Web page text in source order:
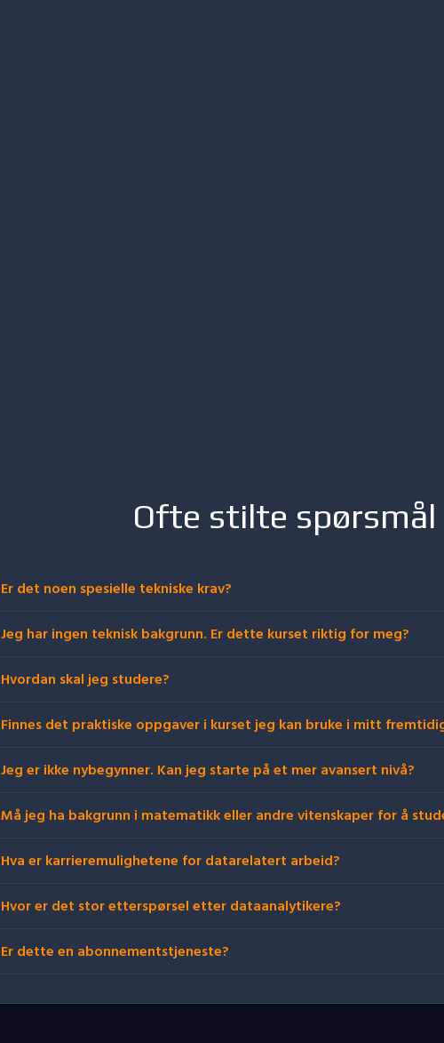
Ofte stilte spørsmål
Er det noen spesielle tekniske krav?
Jeg har ingen teknisk bakgrunn. Er dette kurset riktig for meg?
Hvordan skal jeg studere?
Finnes det praktiske oppgaver i kurset jeg kan bruke i mitt
Jeg er ikke nybegynner. Kan jeg starte på et mer avansert nivå?
Må jeg ha bakgrunn i matematikk eller andre vitenskaper for å
Hva er karrieremulighetene for datarelatert arbeid?
Hvor er det stor etterspørsel etter dataanalytikere?
Er dette en abonnementstjeneste?